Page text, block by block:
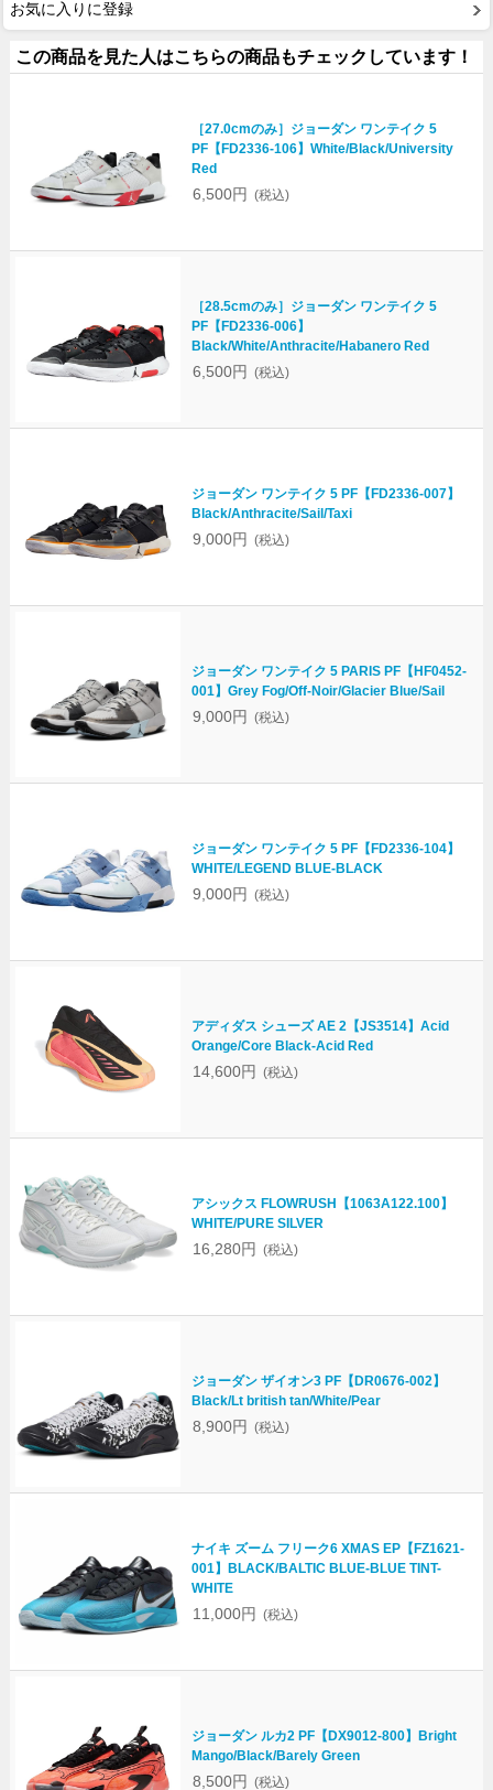
お気に入りに登録
この商品を見た人はこちらの商品もチェックしています！
［27.0cmのみ］ジョーダン ワンテイク 5
PF【FD2336-106】White/Black/University
Red
6,500円 (税込)
［28.5cmのみ］ジョーダン ワンテイク 5
PF【FD2336-006】
Black/White/Anthracite/Habanero Red
6,500円 (税込)
ジョーダン ワンテイク 5 PF【FD2336-007】
Black/Anthracite/Sail/Taxi
9,000円 (税込)
ジョーダン ワンテイク 5 PARIS PF【HF0452-
001】Grey Fog/Off-Noir/Glacier Blue/Sail
9,000円 (税込)
ジョーダン ワンテイク 5 PF【FD2336-104】
WHITE/LEGEND BLUE-BLACK
9,000円 (税込)
アディダス シューズ AE 2【JS3514】Acid
Orange/Core Black-Acid Red
14,600円 (税込)
アシックス FLOWRUSH【1063A122.100】
WHITE/PURE SILVER
16,280円 (税込)
ジョーダン ザイオン3 PF【DR0676-002】
Black/Lt british tan/White/Pear
8,900円 (税込)
ナイキ ズーム フリーク6 XMAS EP【FZ1621-
001】BLACK/BALTIC BLUE-BLUE TINT-
WHITE
11,000円 (税込)
ジョーダン ルカ2 PF【DX9012-800】Bright
Mango/Black/Barely Green
8,500円 (税込)